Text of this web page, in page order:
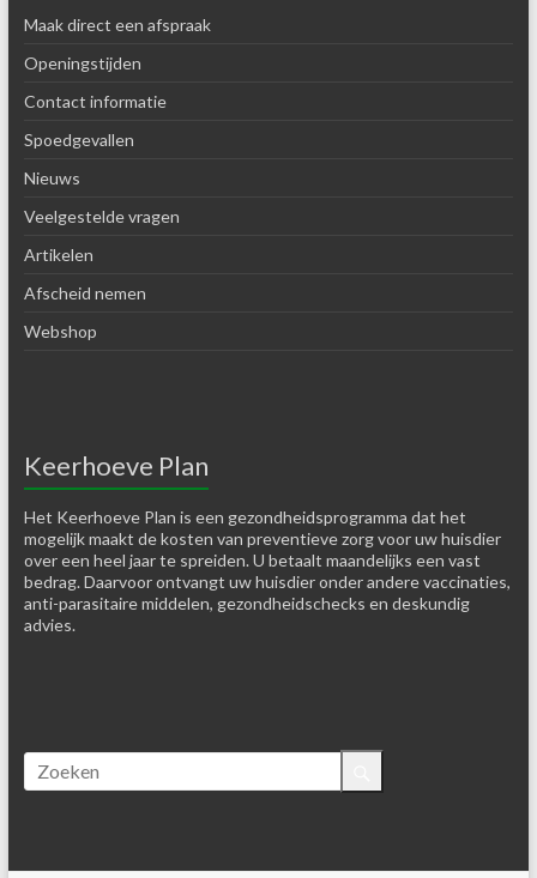
Maak direct een afspraak
Openingstijden
Contact informatie
Spoedgevallen
Nieuws
Veelgestelde vragen
Artikelen
Afscheid nemen
Webshop
Keerhoeve Plan
Het Keerhoeve Plan is een gezondheidsprogramma dat het
mogelijk maakt de kosten van preventieve zorg voor uw huisdier
over een heel jaar te spreiden. U betaalt maandelijks een vast
bedrag. Daarvoor ontvangt uw huisdier onder andere vaccinaties,
anti-parasitaire middelen, gezondheidschecks en deskundig
advies.